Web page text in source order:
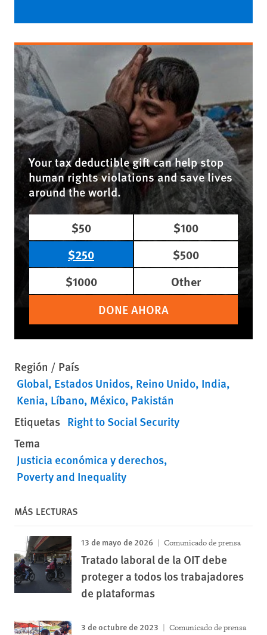
Your tax deductible gift can help stop
human rights violations and save lives
around the world.
$50
$100
$250
$500
$1000
Other
DONE AHORA
Región / País
Global Estados Unidos Reino Unido India
Kenia Líbano México Pakistán
Etiquetas Right to Social Security
Tema
Justicia económica y derechos
Poverty and Inequality
MÁS LECTURAS
13 de mayo de 2026 Comunicado de prensa
Tratado laboral de la OIT debe
proteger a todos los trabajadores
de plataformas
3 de octubre de 2023 Comunicado de prensa